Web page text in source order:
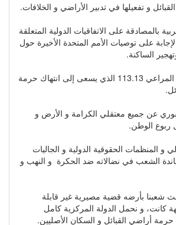
و تفعيلها في تدبير الأراضي و الخلافات.
بالمصادقة على الاتفاقيات الدولية المتعلقة
على توصيات الأمم المتحدة الأخيرة حول
الساكنة.
- رفضها التام لقانون المراعي 113.13 الذي يسعى إلى انتهاك حرمة
عن جميع معتقلي الكرامة و الأرض و
الوطن.
و المنظمات الحقوقية الدولية و الجاليات
الشعب في نضالاته ضد الحكرة و النهب و
شعبنا بأرضه قضية مصيرية غير قابلة
و نحمل الدولة المركزية كامل
أراضي القبائل و السكان الأصليين.